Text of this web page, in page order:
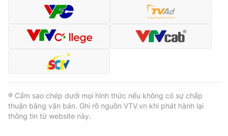
® Cấm sao chép dưới mọi hình thức nếu không có sự chấp
thuận bằng văn bản. Ghi rõ nguồn VTV.vn khi phát hành lại
thông tin từ website này.